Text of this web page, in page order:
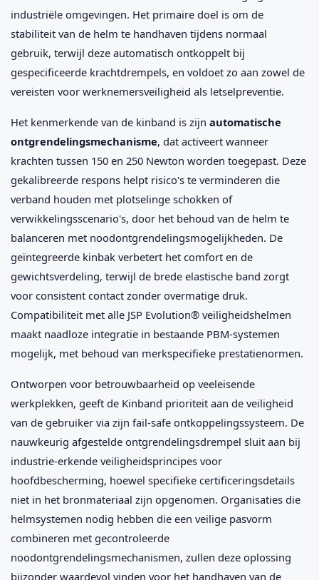
industriële omgevingen. Het primaire doel is om de
stabiliteit van de helm te handhaven tijdens normaal
gebruik, terwijl deze automatisch ontkoppelt bij
gespecificeerde krachtdrempels, en voldoet zo aan zowel de
vereisten voor werknemersveiligheid als letselpreventie.
Het kenmerkende van de kinband is zijn automatische
ontgrendelingsmechanisme, dat activeert wanneer
krachten tussen 150 en 250 Newton worden toegepast. Deze
gekalibreerde respons helpt risico's te verminderen die
verband houden met plotselinge schokken of
verwikkelingsscenario's, door het behoud van de helm te
balanceren met noodontgrendelingsmogelijkheden. De
geïntegreerde kinbak verbetert het comfort en de
gewichtsverdeling, terwijl de brede elastische band zorgt
voor consistent contact zonder overmatige druk.
Compatibiliteit met alle JSP Evolution® veiligheidshelmen
maakt naadloze integratie in bestaande PBM-systemen
mogelijk, met behoud van merkspecifieke prestatienormen.
Ontworpen voor betrouwbaarheid op veeleisende
werkplekken, geeft de Kinband prioriteit aan de veiligheid
van de gebruiker via zijn fail-safe ontkoppelingssysteem. De
nauwkeurig afgestelde ontgrendelingsdrempel sluit aan bij
industrie-erkende veiligheidsprincipes voor
hoofdbescherming, hoewel specifieke certificeringsdetails
niet in het bronmateriaal zijn opgenomen. Organisaties die
helmsystemen nodig hebben die een veilige pasvorm
combineren met gecontroleerde
noodontgrendelingsmechanismen, zullen deze oplossing
bijzonder waardevol vinden voor het handhaven van de